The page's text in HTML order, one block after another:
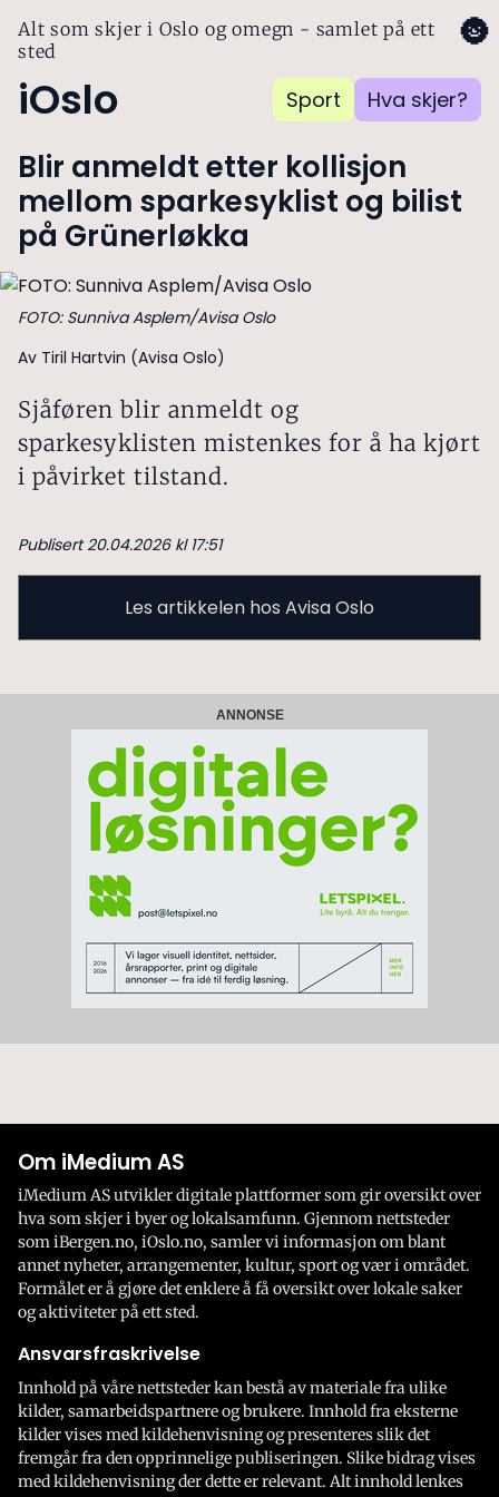
Alt som skjer i Oslo og omegn - samlet på ett
sted
iOslo Sport Hva skjer?
🌚
Blir anmeldt etter kollisjon
mellom sparkesyklist og bilist
på Grünerløkka
FOTO: Sunniva Asplem/Avisa Oslo
Av Tiril Hartvin (Avisa Oslo)
Sjåføren blir anmeldt og
sparkesyklisten mistenkes for å ha kjørt
i påvirket tilstand.
Publisert 20.04.2026 kl 17:51
Les artikkelen hos Avisa Oslo
ANNONSE
Om iMedium AS
iMedium AS utvikler digitale plattformer som gir oversikt over
hva som skjer i byer og lokalsamfunn. Gjennom nettsteder
som iBergen.no, iOslo.no, samler vi informasjon om blant
annet nyheter, arrangementer, kultur, sport og vær i området.
Formålet er å gjøre det enklere å få oversikt over lokale saker
og aktiviteter på ett sted.
Ansvarsfraskrivelse
Innhold på våre nettsteder kan bestå av materiale fra ulike
kilder, samarbeidspartnere og brukere. Innhold fra eksterne
kilder vises med kildehenvisning og presenteres slik det
fremgår fra den opprinnelige publiseringen. Slike bidrag vises
med kildehenvisning der dette er relevant. Alt innhold lenkes